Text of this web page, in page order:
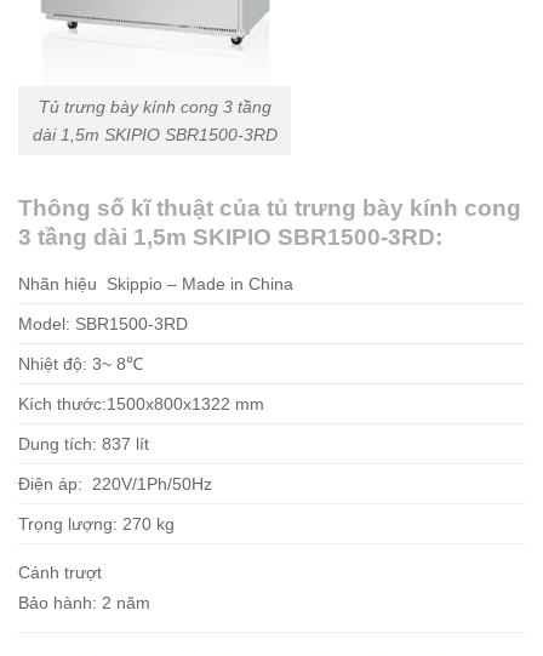
Tủ trưng bày kính cong 3 tầng
dài 1,5m SKIPIO SBR1500-3RD
Thông số kĩ thuật của tủ trưng bày kính cong
3 tầng dài 1,5m SKIPIO SBR1500-3RD:
Nhãn hiệu Skippio – Made in China
Model: SBR1500-3RD
Nhiệt độ: 3~ 8℃
Kích thước:1500x800x1322 mm
Dung tích: 837 lít
Điện áp: 220V/1Ph/50Hz
Trọng lượng: 270 kg
Cánh trượt
Bảo hành: 2 năm